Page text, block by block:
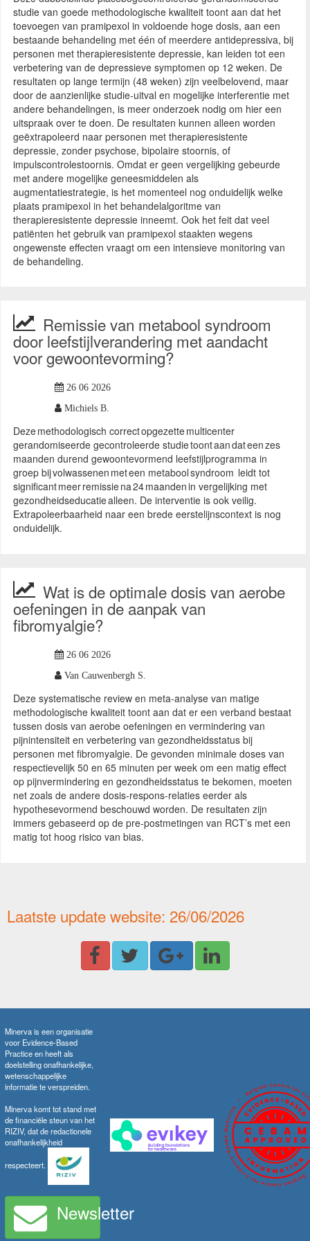
studie van goede methodologische kwaliteit toont aan dat het
toevoegen van pramipexol in voldoende hoge dosis, aan een
bestaande behandeling met één of meerdere antidepressiva, bij
personen met therapieresistente depressie, kan leiden tot een
verbetering van de depressieve symptomen op 12 weken. De
resultaten op lange termijn (48 weken) zijn veelbelovend, maar
door de aanzienlijke studie-uitval en mogelijke interferentie met
andere behandelingen, is meer onderzoek nodig om hier een
uitspraak over te doen. De resultaten kunnen alleen worden
geëxtrapoleerd naar personen met therapieresistente
depressie, zonder psychose, bipolaire stoornis, of
impulscontrolestoornis. Omdat er geen vergelijking gebeurde
met andere mogelijke geneesmiddelen als
augmentatiestrategie, is het momenteel nog onduidelijk welke
plaats pramipexol in het behandelalgoritme van
therapieresistente depressie inneemt. Ook het feit dat veel
patiënten het gebruik van pramipexol staakten wegens
ongewenste effecten vraagt om een intensieve monitoring van
de behandeling.
Remissie van metabool syndroom
door leefstijlverandering met aandacht
voor gewoontevorming?
26 06 2026
Michiels B.
Deze methodologisch correct opgezette multicenter
gerandomiseerde gecontroleerde studie toont aan dat een zes
maanden durend gewoontevormend leefstijlprogramma in
groep bij volwassenen met een metabool syndroom leidt tot
significant meer remissie na 24 maanden in vergelijking met
gezondheidseducatie alleen. De interventie is ook veilig.
Extrapoleerbaarheid naar een brede eerstelijnscontext is nog
onduidelijk.
Wat is de optimale dosis van aerobe
oefeningen in de aanpak van
fibromyalgie?
26 06 2026
Van Cauwenbergh S.
Deze systematische review en meta-analyse van matige
methodologische kwaliteit toont aan dat er een verband bestaat
tussen dosis van aerobe oefeningen en vermindering van
pijnintensiteit en verbetering van gezondheidsstatus bij
personen met fibromyalgie. De gevonden minimale doses van
respectievelijk 50 en 65 minuten per week om een matig effect
op pijnvermindering en gezondheidsstatus te bekomen, moeten
net zoals de andere dosis-respons-relaties eerder als
hypothesevormend beschouwd worden. De resultaten zijn
immers gebaseerd op de pre-postmetingen van RCT’s met een
matig tot hoog risico van bias.
Laatste update website: 26/06/2026
Minerva is een organisatie
voor Evidence-Based
Practice en heeft als
doelstelling onafhankelijke,
wetenschappelijke
informatie te verspreiden.
Minerva komt tot stand met
de financiële steun van het
RIZIV, dat de redactionele
onafhankelijkheid
respecteert.
Newsletter